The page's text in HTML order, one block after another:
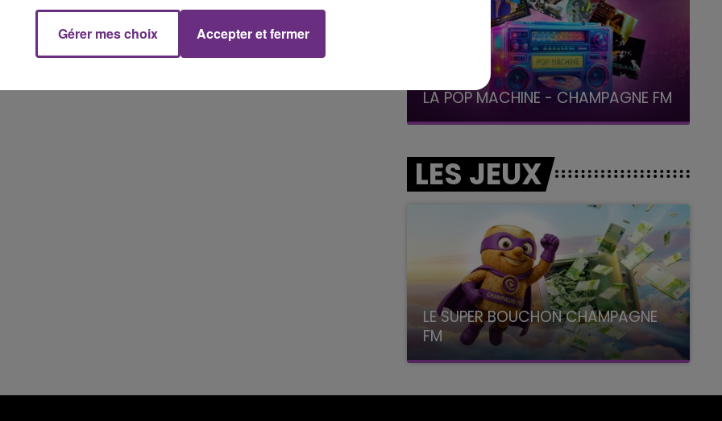
Le Club Champagne FM
19h00 - 19h15
LA POP MACHINE - CHAMPAGNE FM
LES JEUX
LE SUPER BOUCHON CHAMPAGNE
FM
avec La Famille Champagne FM, à 8H10
Gérer mes choix Accepter et fermer